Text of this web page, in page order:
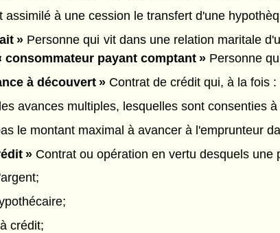
assimilé à une cession le transfert d'une
» Personne qui vit dans une relation maritale
consommateur payant comptant »Personne
à découvert »Contrat de crédit qui, à la fois :
avances multiples, lesquelles sont consenties
le montant maximal à avancer à l'emprunteur
»Contrat ou opération en vertu desquels une
crédit;